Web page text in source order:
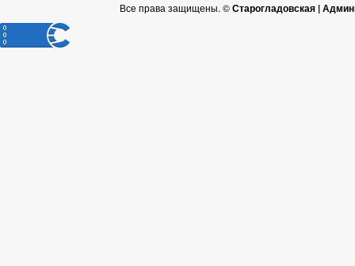
Все права защищены. ©Старогладовская |